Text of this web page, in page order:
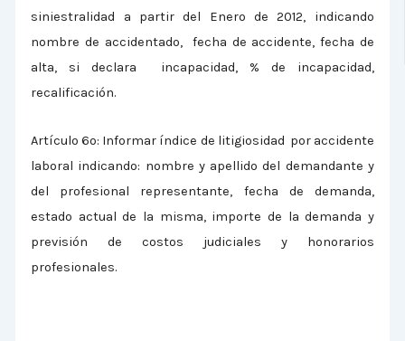
siniestralidad a partir del Enero de 2012, indicando
nombre de accidentado, fecha de accidente, fecha de
alta, si declara incapacidad, % de incapacidad,
recalificación.
Artículo 6º: Informar índice de litigiosidad por accidente
laboral indicando: nombre y apellido del demandante y
del profesional representante, fecha de demanda,
estado actual de la misma, importe de la demanda y
previsión de costos judiciales y honorarios
profesionales.